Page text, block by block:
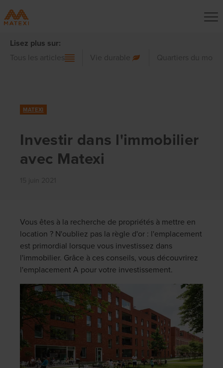
Lisez plus sur:
Tous les articles
Vie durable Quartiers du
MATEXI
Investir dans l'immobilier
avec Matexi
Vous êtes à la recherche de propriétés à mettre en
location ? N'oubliez pas la règle d'or : l'emplacement
est primordial lorsque vous investissez dans
l'immobilier. Grâce à ces conseils, vous découvrirez
l'emplacement A pour votre investissement.